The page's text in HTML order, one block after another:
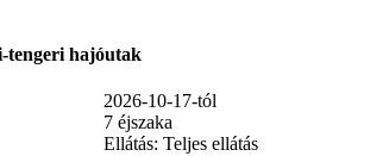
tengeri hajóutak
2026-10-17-tól
7 éjszaka
Ellátás: Teljes ellátás